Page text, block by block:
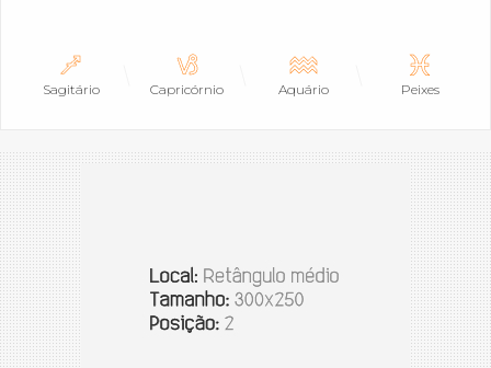
Sagitário Capricórnio Aquário Peixes